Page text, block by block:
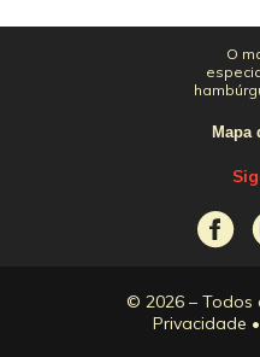
O
Mapa
© 2026 – Todos
Privacidade •